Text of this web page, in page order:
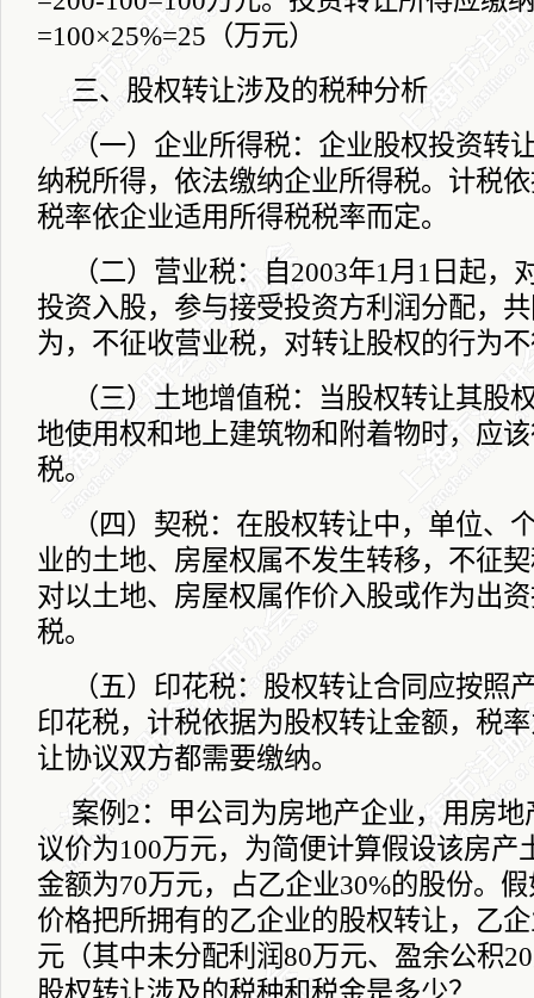
=100×25%=25 （万元）
三、股权转让涉及的税种分析
（一）企业所得税：企业股权投资转
纳税所得，依法缴纳企业所得税。计税
税率依企业适用所得税税率而定。
（二）营业税：自2003年1 月 1 日起，
投资入股，参与接受投资方利润分配，
为，不征收营业税，对转让股权的行
（三）土地增值税：当股权转让其股
地使用权和地上建筑物和附着物时，应
税。
（四）契税：在股权转让中，单位、
业的土地、房屋权属不发生转移，不征
对以土地、房屋权属作价入股或作为出
税。
（五）印花税：股权转让合同应按照
印花税，计税依据为股权转让金额，税
让协议双方都需要缴纳。
案例 2：甲公司为房地产企业，用房
议价为100万元，为简便计算假设该房产
金额为70万元，占乙企业30%的股份。
价格把所拥有的乙企业的股权转让，乙
元（其中未分配利润80万元、盈余公积20